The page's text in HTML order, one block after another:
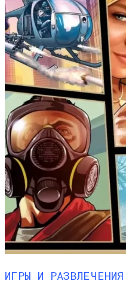
ИГРЫ И РАЗВЛЕЧЕНИЯ